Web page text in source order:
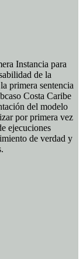
Instancia para
de la
primera sentencia
Costa Caribe
del modelo
por primera vez
ejecuciones
de verdad y